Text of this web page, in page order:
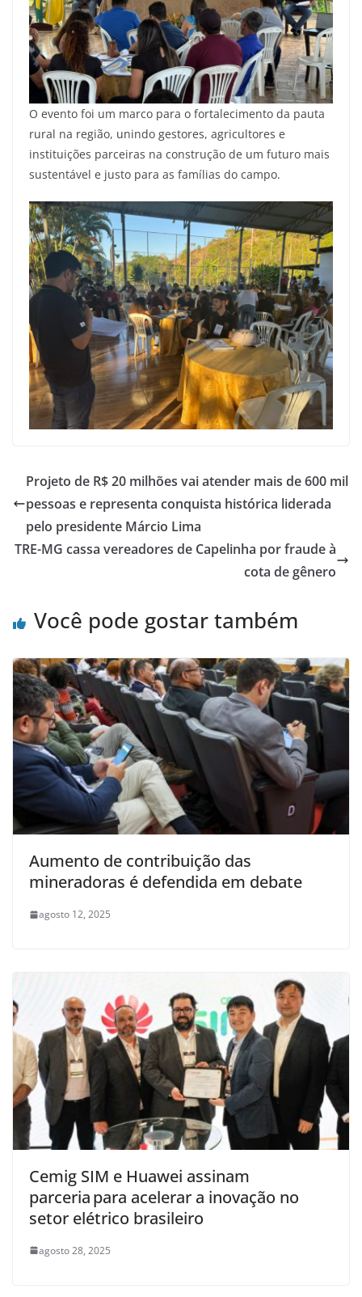
O evento foi um marco para o fortalecimento da pauta
rural na região, unindo gestores, agricultores e
instituições parceiras na construção de um futuro mais
sustentável e justo para as famílias do campo.
Projeto de R$ 20 milhões vai atender mais de 600 mil
pessoas e representa conquista histórica liderada
pelo presidente Márcio Lima
TRE-MG cassa vereadores de Capelinha por fraude à
cota de gênero
Você pode gostar também
Aumento de contribuição das
mineradoras é defendida em debate
agosto 12, 2025
Cemig SIM e Huawei assinam
parceria para acelerar a inovação no
setor elétrico brasileiro
agosto 28, 2025